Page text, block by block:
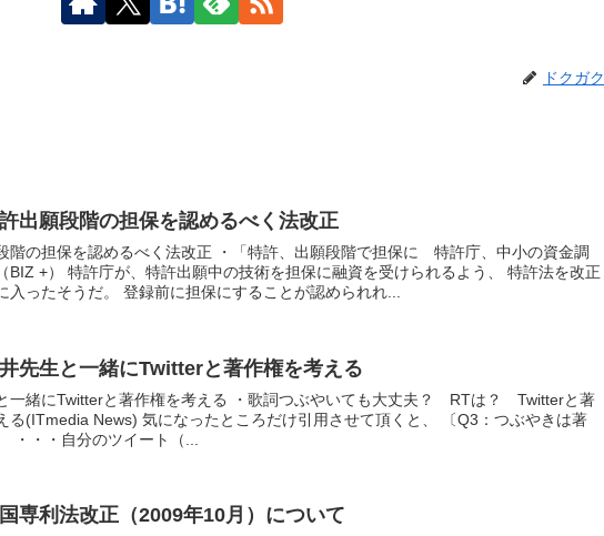
ドクガク
出願段階の担保を認めるべく法改正
階の担保を認めるべく法改正 ・「特許、出願段階で担保に 特許庁、中小の資金調
BIZ +） 特許庁が、特許出願中の技術を担保に融資を受けられるよう、 特許法を改正
入ったそうだ。 登録前に担保にすることが認められれ...
先生と一緒にTwitterと著作権を考える
一緒にTwitterと著作権を考える ・歌詞つぶやいても大丈夫？ RTは？ Twitterと著
る(ITmedia News) 気になったところだけ引用させて頂くと、 〔Q3：つぶやきは著
・・自分のツイート（...
専利法改正（2009年10月）について